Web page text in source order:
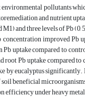
pollutants
and nutrient
and three levels of Pb
improved Pb
Pb uptake compared to
root Pb uptake compared
by eucalyptus
beneficial
under heavy